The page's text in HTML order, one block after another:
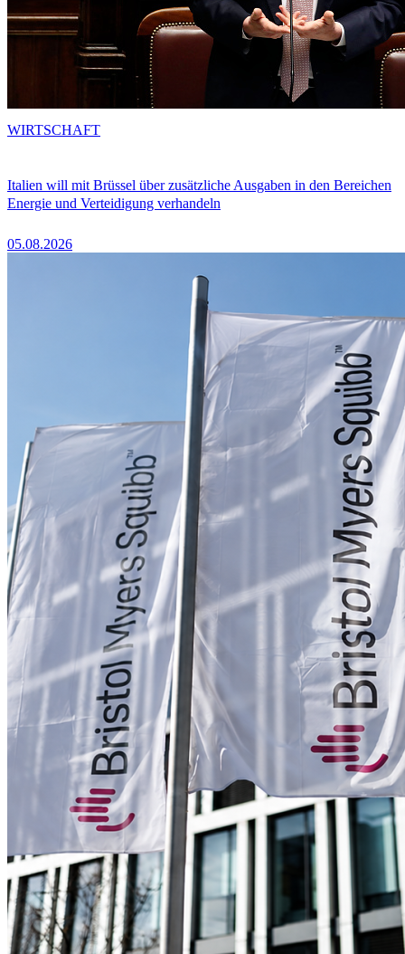
Italien will mit Brüssel über zusätzliche Ausgaben in den Bereichen
Energie und Verteidigung verhandeln
05.08.2026
WIRTSCHAFT